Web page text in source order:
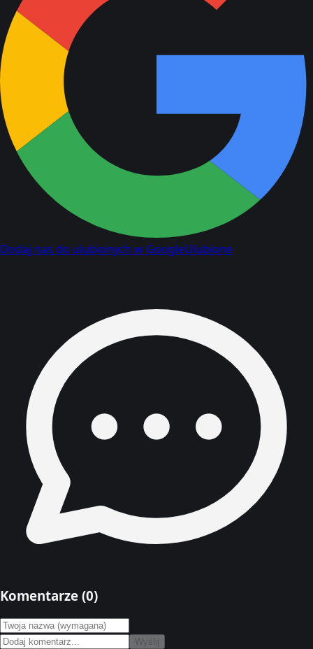
Dodaj nas do ulubionych w GoogleUlubione
Komentarze (0)
Wyślij